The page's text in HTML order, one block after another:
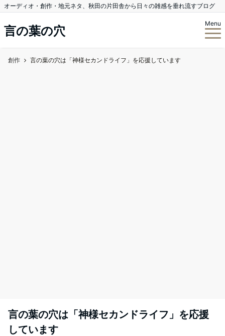
オーディオ・創作・地元ネタ、秋田の片田舎から日々の雑感を垂れ流すブログ
言の葉の穴
Menu
創作 言の葉の穴は「神様セカンドライフ」を応援しています
言の葉の穴は「神様セカンドライフ」を応援
しています